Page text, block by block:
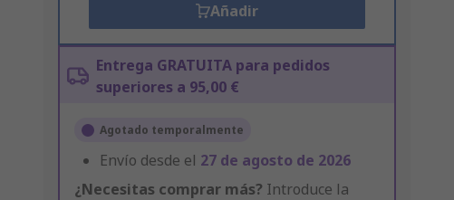
Añadir
Entrega GRATUITA para pedidos
superiores a 95,00 €
Agotado temporalmente
Envío desde el 27 de agosto de 2026
¿Necesitas comprar más? Introduce la